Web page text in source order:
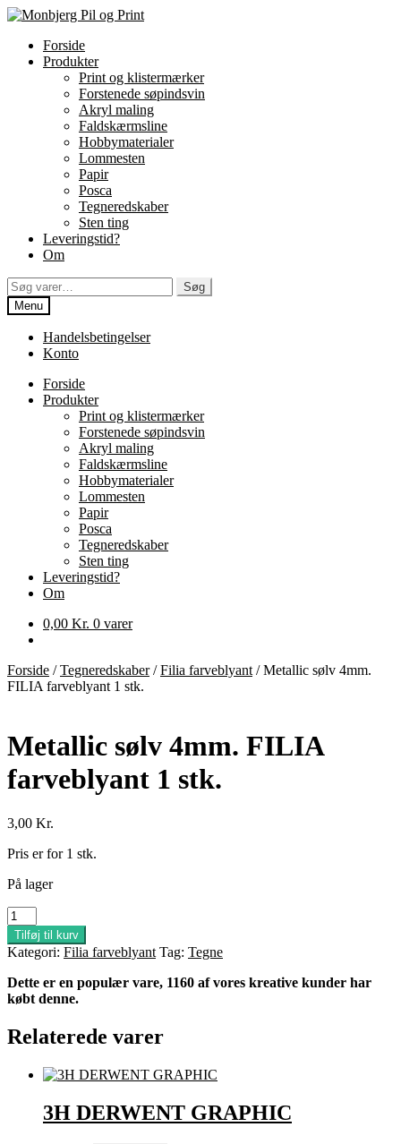
Spring
navigation
Spring
indholdForside
Produkter
Print og klistermærker
Forstenede søpindsvin
Akryl maling
Faldskærmsline
Hobbymaterialer
Lommesten
Papir
Posca
Tegneredskaber
Sten ting
Leveringstid?
Om
Søg
efter:
Søg
Menu
Handelsbetingelser
Konto
Forside
Produkter
Print og klistermærker
Forstenede søpindsvin
Akryl maling
Faldskærmsline
Hobbymaterialer
Lommesten
Papir
Posca
Tegneredskaber
Sten ting
Leveringstid?
Om
0,00 Kr. 0 varer
Forside /Tegneredskaber/Filia farveblyant /Metallic sølv 4mm.
FILIA farveblyant 1 stk.
Metallic sølv 4mm. FILIA
farveblyant 1 stk.
3,00 Kr.
Pris er for 1 stk.
På lager
Metallic
sølv
4mm.
FILIA
farveblyant
1
antal
Tilføj til kurv
Kategori: Filia farveblyant Tag: Tegne
Dette er en populær vare, 1160 af vores kreative kunder har
købt denne.
Relaterede varer
3H DERWENT GRAPHIC